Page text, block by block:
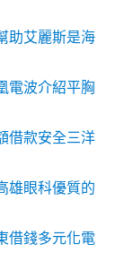
助艾麗斯是海
電波介紹平胸
借款安全三洋
雄眼科優質的
借錢多元化電